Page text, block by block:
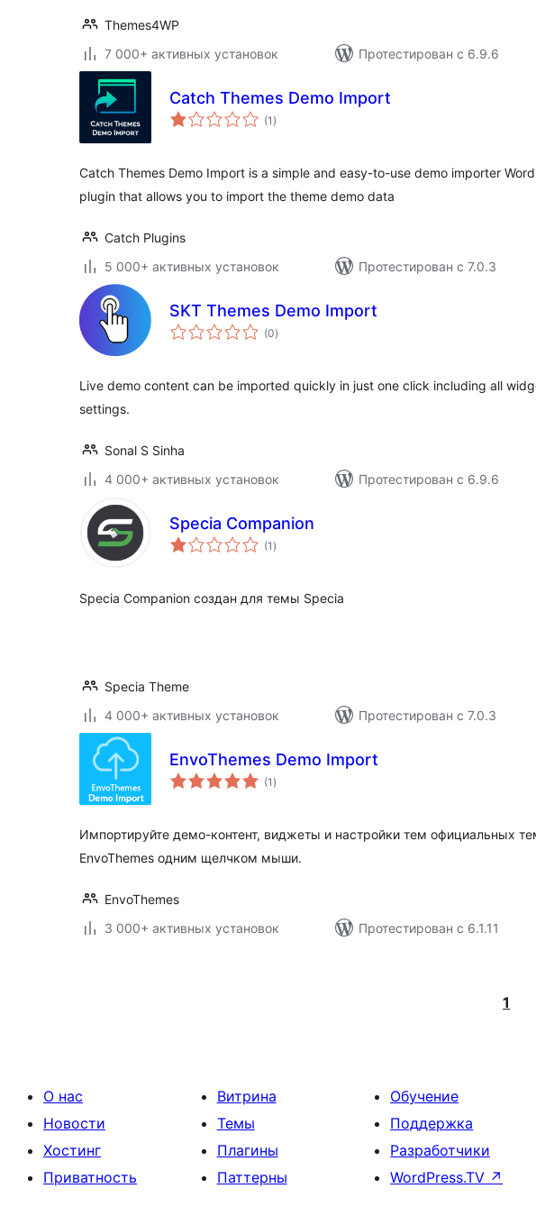
Themes4WP
7 000+ активных установок
Протестирован с 6.9.6
Catch Themes Demo Import
(1 общий
рейтинг
)
Catch Themes Demo Import is a simple and easy-to-use demo importer
plugin that allows you to import the theme demo data
Catch Plugins
5 000+ активных установок
Протестирован с 7.0.3
SKT Themes Demo Import
(0общий
рейтинг
)
Live demo content can be imported quickly in just one click including all
settings.
Sonal S Sinha
4 000+ активных установок
Протестирован с 6.9.6
Specia Companion
(1 общий
рейтинг
)
Specia Companion создан для темы Specia
Specia Theme
4 000+ активных установок
Протестирован с 7.0.3
EnvoThemes Demo Import
(1 общий
рейтинг
)
Импортируйте демо-контент, виджеты и настройки тем официальных
EnvoThemes одним щелчком мыши.
EnvoThemes
3 000+ активных установок
Протестирован с 6.1.11
1
О нас
Новости
Хостинг
Приватность
Витрина
Темы
Плагины
Паттерны
Обучение
Поддержка
Разработчики
WordPress.TV ↗